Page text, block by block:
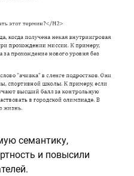
семантику,
и повысили